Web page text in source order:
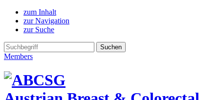
zum Inhalt
zur Navigation
zur Suche
Members